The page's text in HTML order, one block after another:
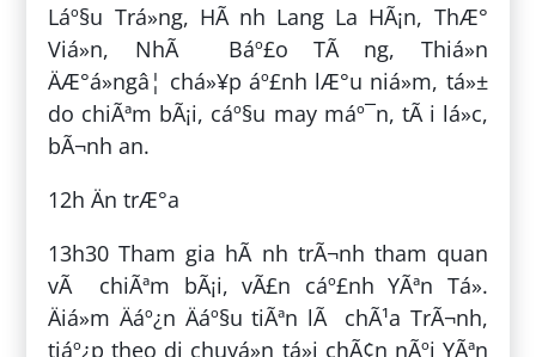
Láº§u Trá»ng, HÃ nh Lang La HÃ¡n, ThÆ°
Viá»n, NhÃ Báº£o TÃ ng, Thiá»n
ÄÆ°á»ngâ¦ chá»¥p áº£nh lÆ°u niá»m, tá»±
do chiÃªm bÃ¡i, cáº§u may máº¯n, tÃ i lá»c,
bÃ¬nh an.
12h Än trÆ°a
13h30 Tham gia hÃ nh trÃ¬nh tham quan
vÃ chiÃªm bÃ¡i, vÃ£n cáº£nh YÃªn Tá»­.
Äiá»m Äáº¿n Äáº§u tiÃªn lÃ chÃ¹a TrÃ¬nh,
tiáº¿p theo di chuyá»n tá»i chÃ¢n nÃºi YÃªn